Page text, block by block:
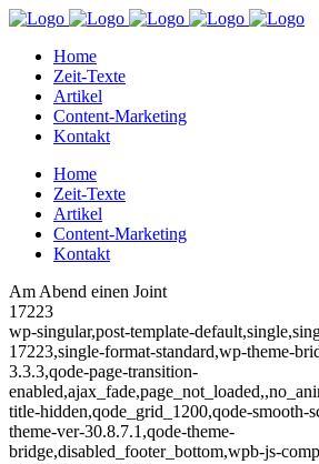
Home
Zeit-Texte
Artikel
Content-Marketing
Kontakt
Home
Zeit-Texte
Artikel
Content-Marketing
Kontakt
Am Abend einen Joint
17223
wp-singular,post-template-
17223,single-format-standard,wp-theme-
3.3.3,qode-page-transition-
title-hidden,qode_grid_1200,qode-smooth-
theme-ver-30.8.7.1,qode-theme-
bridge,disabled_footer_bottom,wpb-js-